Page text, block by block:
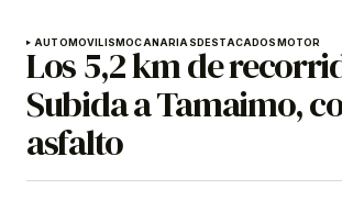
AUTOMOVILISMOCANARIASDESTACADOSMOTOR
Los 5,2 km de
Subida a Tamaimo,
asfalto